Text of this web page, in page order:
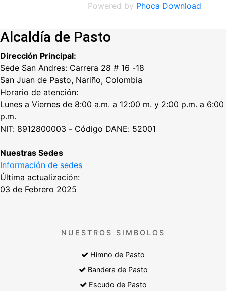
Powered by Phoca Download
Alcaldía de Pasto
Dirección Principal:
Sede San Andres: Carrera 28 # 16 -18
San Juan de Pasto, Nariño, Colombia
Horario de atención:
Lunes a Viernes de 8:00 a.m. a 12:00 m. y 2:00 p.m. a 6:00
p.m.
NIT: 8912800003 - Código DANE: 52001
Nuestras Sedes
Información de sedes
Última actualización:
03 de Febrero 2025
NUESTROS SIMBOLOS
Himno de Pasto
Bandera de Pasto
Escudo de Pasto